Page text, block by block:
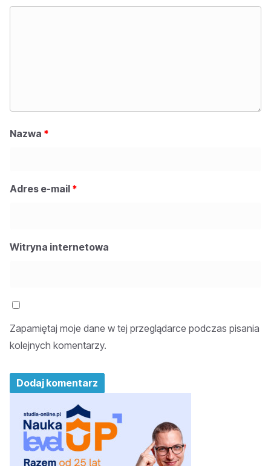
Nazwa *
Adres e-mail *
Witryna internetowa
Zapamiętaj moje dane w tej przeglądarce podczas pisania
kolejnych komentarzy.